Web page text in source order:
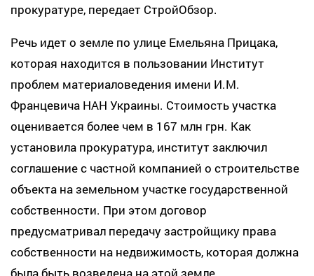
прокуратуре, передает СтройОбзор.
Речь идет о земле по улице Емельяна Прицака,
которая находится в пользовании Институт
проблем материаловедения имени И.М.
Францевича НАН Украины. Стоимость участка
оценивается более чем в 167 млн грн. Как
установила прокуратура, институт заключил
соглашение с частной компанией о строительстве
объекта на земельном участке государственной
собственности. При этом договор
предусматривал передачу застройщику права
собственности на недвижимость, которая должна
была быть возведена на этой земле.